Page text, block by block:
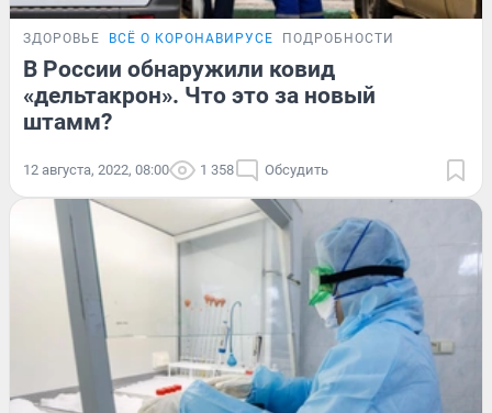
ЗДОРОВЬЕ ВСЁ О КОРОНАВИРУСЕ ПОДРОБНОСТИ
В России обнаружили ковид
«дельтакрон». Что это за новый
штамм?
12 августа, 2022, 08:00 1 358 Обсудить